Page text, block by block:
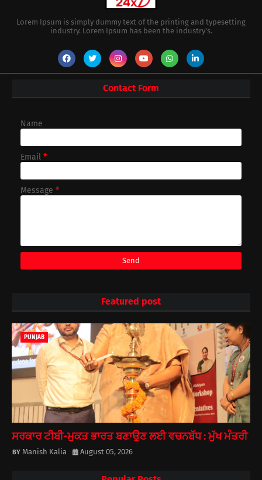
Lorem Ipsum is simply dummy text of the printing and typesetting
industry. Lorem Ipsum has been the industry's.
Contact Form
Name
Email *
Message *
Featured post
PUNJAB
ਸਰਕਾਰ ਟੀਬੀ-ਮੁਕਤ ਭਾਰਤ ਬਣਾਉਣ ਲਈ ਵਚਨਬੱਧ : ਮੁੱਖ ਮੰਤਰੀ
Manish Kalia August 05, 2026